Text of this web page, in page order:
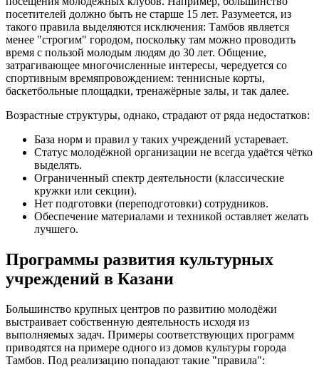
посетителей должно быть не старше 15 лет. Разумеется, из
такого правила выделяются исключения: Тамбов является
менее "строгим" городом, поскольку там можно проводить
время с пользой молодым людям до 30 лет. Общение,
затрагивающее многочисленные интересы, чередуется со
спортивным времяпровождением: теннисные корты,
баскетбольные площадки, тренажёрные залы, и так далее.
Возрастные структуры, однако, страдают от ряда недостатков:
База норм и правил у таких учреждений устаревает.
Статус молодёжной организации не всегда удаётся чётко
выделять.
Ограниченный спектр деятельности (классические
кружки или секции).
Нет подготовки (переподготовки) сотрудников.
Обеспечение материалами и техникой оставляет желать
лучшего.
Программы развития культурных
учреждений в Казани
Большинство крупных центров по развитию молодёжи
выстраивает собственную деятельность исходя из
выполняемых задач. Примеры соответствующих программ
приводятся на примере одного из домов культуры города
Тамбов. Под реализацию попадают такие "правила":